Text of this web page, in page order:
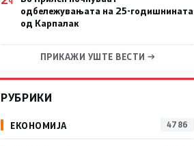
одбележувањата на 25-годишнината
од Карпалак
ПРИКАЖИ УШТЕ ВЕСТИ →
РУБРИКИ
ЕКОНОМИЈА 4786